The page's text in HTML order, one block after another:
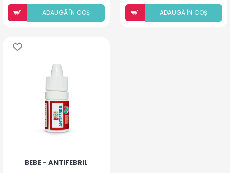
ADAUGÃ ÎN COȘ ADAUGÃ ÎN COȘ
BEBE - ANTIFEBRIL